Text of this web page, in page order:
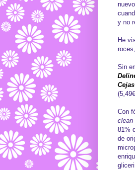
y no
He
Sin
Con
clean
81%
de